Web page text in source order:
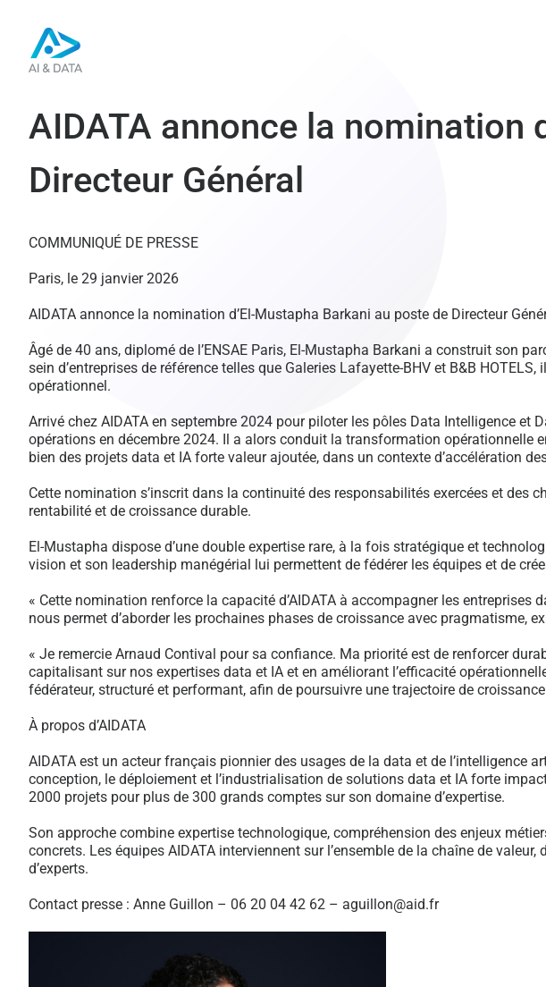
contenu
AIDATA annonce la nomination
Directeur Général
COMMUNIQUÉ DE PRESSE
Paris, le 29 janvier 2026
AIDATA annonce la nomination d’El-Mustapha Barkani au poste de Directeur
Âgé de 40 ans, diplomé de l’ENSAE Paris, El-Mustapha Barkani a construit son
sein d’entreprises de référence telles que Galeries Lafayette-BHV et B&B
opérationnel.
Arrivé chez AIDATA en septembre 2024 pour piloter les pôles Data Intelligence
opérations en décembre 2024. Il a alors conduit la transformation opérationnelle
bien des projets data et IA forte valeur ajoutée, dans un contexte d’accélération
Cette nomination s’inscrit dans la continuité des responsabilités exercées et des
rentabilité et de croissance durable.
El-Mustapha dispose d’une double expertise rare, à la fois stratégique et
vision et son leadership manégérial lui permettent de fédérer les équipes et de
« Cette nomination renforce la capacité d’AIDATA à accompagner les
nous permet d’aborder les prochaines phases de croissance avec pragmatisme,
« Je remercie Arnaud Contival pour sa confiance. Ma priorité est de renforcer
capitalisant sur nos expertises data et IA et en améliorant l’efficacité
fédérateur, structuré et performant, afin de poursuivre une trajectoire de
À propos d’AIDATA
AIDATA est un acteur français pionnier des usages de la data et de l’intelligence
conception, le déploiement et l’industrialisation de solutions data et IA forte
2000 projets pour plus de 300 grands comptes sur son domaine d’expertise.
Son approche combine expertise technologique, compréhension des enjeux
concrets. Les équipes AIDATA interviennent sur l’ensemble de la chaîne de
d’experts.
Contact presse : Anne Guillon – 06 20 04 42 62 – aguillon@aid.fr